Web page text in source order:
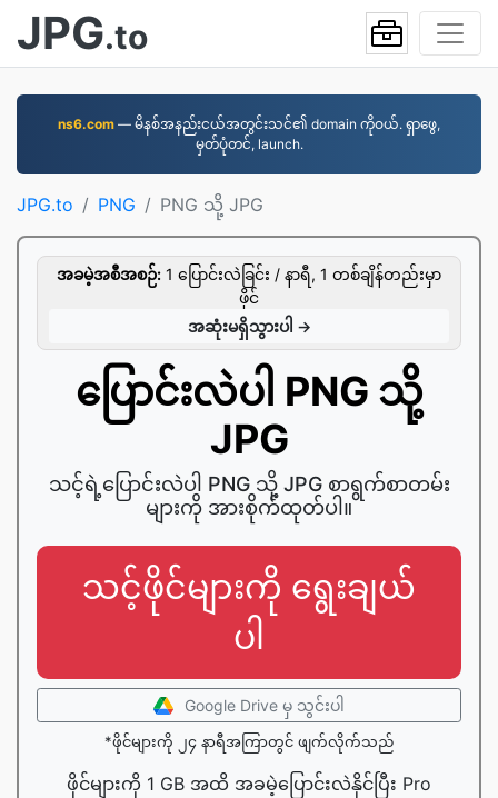
JPG.to
ns6.com — မိနစ်အနည်းငယ်အတွင်းသင်၏ domain ကိုဝယ်. ရှာဖွေ,
မှတ်ပုံတင်, launch.
JPG.to PNG PNG သို့ JPG
အခမဲ့အစီအစဉ်: 1 ပြောင်းလဲခြင်း / နာရီ, 1 တစ်ချိန်တည်းမှာ
ဖိုင်
အဆုံးမရှိသွားပါ →
ပြောင်းလဲပါ PNG သို့
JPG
သင့်ရဲ့ပြောင်းလဲပါ PNG သို့ JPG စာရွက်စာတမ်း
များကို အားစိုက်ထုတ်ပါ။
သင့်ဖိုင်များကို ရွေးချယ်
ပါ
Google Drive မှ သွင်းပါ
*ဖိုင်များကို ၂၄ နာရီအကြာတွင် ဖျက်လိုက်သည်
ဖိုင်များကို 1 GB အထိ အခမဲ့ပြောင်းလဲနိုင်ပြီး Pro